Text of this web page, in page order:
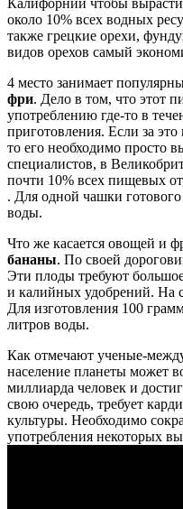
около 10% всех водных
также грецкие орехи,
видов орехов самый
4 место занимает
фри. Дело в том, что этот
употреблению где-то в
приготовления. Если за это
то его необходимо просто
специалистов, в
почти 10% всех пищевых
. Для одной чашки
воды.
Что же касается овощей и
бананы. По своей
Эти плоды требуют
и калийных удобрений. На
Для изготовления 100
литров воды.
Как отмечают ученые-
население планеты может
миллиарда человек и
свою очередь, требует
культуры. Необходимо
употребления некоторых